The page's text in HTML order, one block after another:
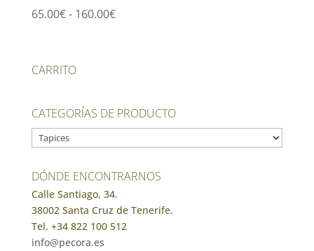
65.00€- 160.00€Rango
hasta
160.00€
CARRITO
CATEGORÍAS DE PRODUCTO
DÓNDE ENCONTRARNOS
Calle Santiago, 34.
38002 Santa Cruz de Tenerife.
Tel. +34 822 100 512
info@pecora.es